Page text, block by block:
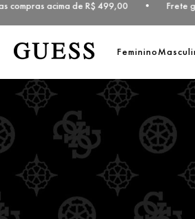
acima de R$ 499,00 • Frete
Feminino